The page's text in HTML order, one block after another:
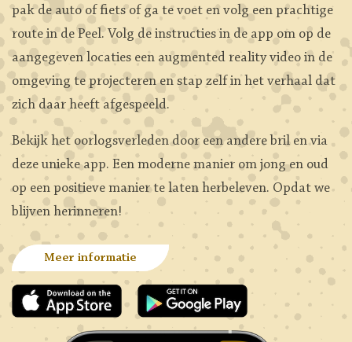
pak de auto of fiets of ga te voet en volg een prachtige
route in de Peel. Volg de instructies in de app om op de
aangegeven locaties een augmented reality video in de
omgeving te projecteren en stap zelf in het verhaal dat
zich daar heeft afgespeeld.
Bekijk het oorlogsverleden door een andere bril en via
deze unieke app. Een moderne manier om jong en oud
op een positieve manier te laten herbeleven. Opdat we
blijven herinneren!
Meer informatie